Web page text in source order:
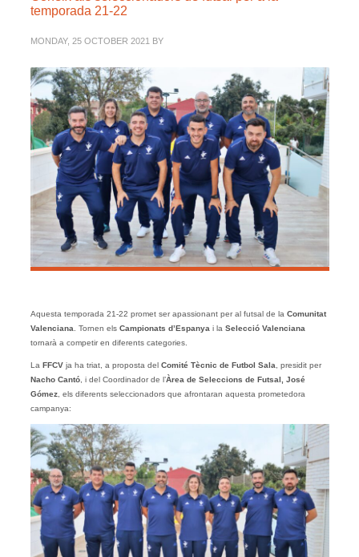
temporada 21-22
MONDAY, 25 OCTOBER 2021 BY
Aquesta temporada 21-22 promet ser apassionant per al futsal de la Comunitat
Valenciana . Tornen els Campionats d’Espanya i la Selecció Valenciana
tornarà a competir en diferents categories.
La FFCVja ha triat, a proposta del Comité Tècnic de Futbol Sala , presidit per
Nacho Cantó, i del Coordinador de l’Àrea de Seleccions de Futsal, José
Gómez, els diferents seleccionadors que afrontaran aquesta prometedora
campanya: